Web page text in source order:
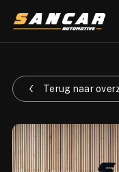
Terug naar